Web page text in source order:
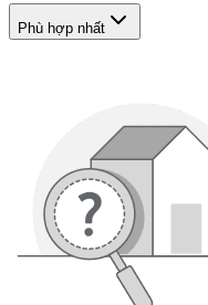
Phù hợp nhất